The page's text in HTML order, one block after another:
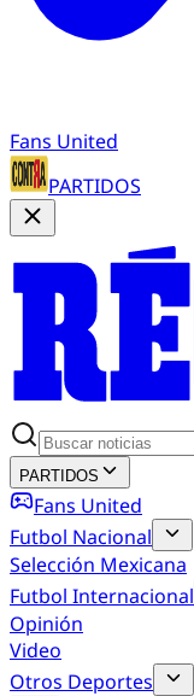
Fans United
PARTIDOS
PARTIDOS
Fans United
Futbol Nacional
Selección Mexicana
Futbol Internacional
Opinión
Video
Otros Deportes